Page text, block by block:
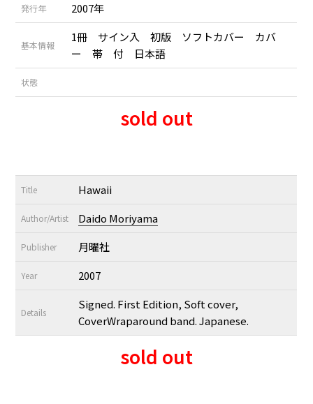
発行年 2007年
基本情報
1冊 サイン入 初版 ソフトカバー カバ
ー 帯 付 日本語
状態
sold out
Title Hawaii
Author/Artist Daido Moriyama
Publisher 月曜社
Year 2007
Details
Signed. First Edition, Soft cover,
CoverWraparound band. Japanese.
sold out